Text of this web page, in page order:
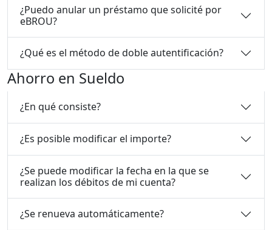
¿Puedo anular un préstamo que solicité por
eBROU?
¿Qué es el método de doble autentificación?
Ahorro en Sueldo
¿En qué consiste?
¿Es posible modificar el importe?
¿Se puede modificar la fecha en la que se
realizan los débitos de mi cuenta?
¿Se renueva automáticamente?